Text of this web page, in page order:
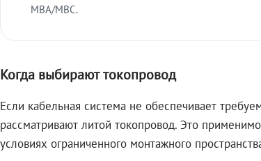
МВА/МВС.
Когда выбирают токопровод
Если кабельная система не обеспечивает
рассматривают литой токопровод. Это
условиях ограниченного монтажного